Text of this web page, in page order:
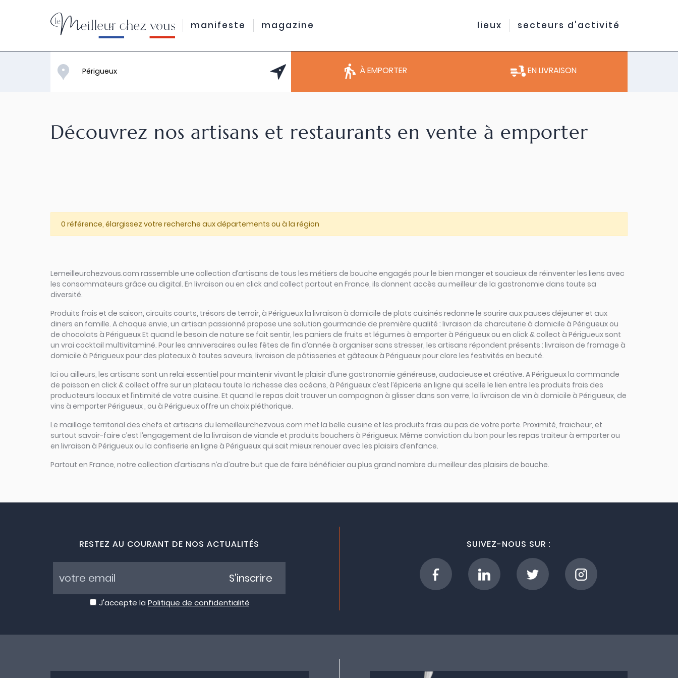
manifeste magazine lieux secteurs d'activité
À EMPORTER EN LIVRAISON
Découvrez nos artisans et restaurants en vente à emporter
0 référence, élargissez votre recherche aux départements ou à la région
Lemeilleurchezvous.com rassemble une collection d’artisans de tous les métiers de bouche engagés pour le bien manger et soucieux de réinventer les liens avec
les consommateurs grâce au digital. En livraison ou en click and collect partout en France, ils donnent accès au meilleur de la gastronomie dans toute sa
diversité.
Produits frais et de saison, circuits courts, trésors de terroir, à Périgueux la livraison à domicile de plats cuisinés redonne le sourire aux pauses déjeuner et aux
diners en famille. A chaque envie, un artisan passionné propose une solution gourmande de première qualité : livraison de charcuterie à domicile à Périgueux ou
de chocolats à Périgueux Et quand le besoin de nature se fait sentir, les paniers de fruits et légumes à emporter à Périgueux ou en click & collect à Périgueux sont
un vrai cocktail multivitaminé. Pour les anniversaires ou les fêtes de fin d’année à organiser sans stresser, les artisans répondent présents : livraison de fromage à
domicile à Périgueux pour des plateaux à toutes saveurs, livraison de pâtisseries et gâteaux à Périgueux pour clore les festivités en beauté.
Ici ou ailleurs, les artisans sont un relai essentiel pour maintenir vivant le plaisir d’une gastronomie généreuse, audacieuse et créative. A Périgueux la commande
de poisson en click & collect offre sur un plateau toute la richesse des océans, à Périgueux c’est l’épicerie en ligne qui scelle le lien entre les produits frais des
producteurs locaux et l’intimité de votre cuisine. Et quand le repas doit trouver un compagnon à glisser dans son verre, la livraison de vin à domicile à Périgueux, de
vins à emporter Périgueux , ou à Périgueux offre un choix pléthorique.
Le maillage territorial des chefs et artisans du lemeilleurchezvous.com met la belle cuisine et les produits frais au pas de votre porte. Proximité, fraicheur, et
surtout savoir-faire c’est l’engagement de la livraison de viande et produits bouchers à Périgueux. Même conviction du bon pour les repas traiteur à emporter ou
en livraison à Périgueux ou la confiserie en ligne à Périgueux qui sait mieux renouer avec les plaisirs d’enfance.
Partout en France, notre collection d’artisans n’a d’autre but que de faire bénéficier au plus grand nombre du meilleur des plaisirs de bouche.
RESTEZ AU COURANT DE NOS ACTUALITÉS
J'accepte la Politique de confidentialité
S'inscrire
SUIVEZ-NOUS SUR :